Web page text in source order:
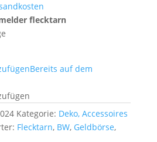
flecktarn
Bereits auf dem
Kategorie: Deko, Accessoires
Flecktarn, BW, Geldbörse,